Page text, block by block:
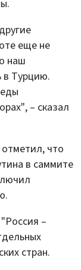
еще не
наш
в Турцию.
– сказал
что
в саммите
–
стран.